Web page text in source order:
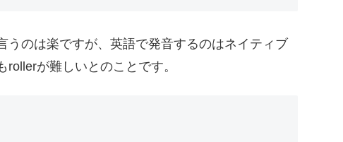
うのは楽ですが、英語で発音するのはネイティブ
が難しいとのことです。